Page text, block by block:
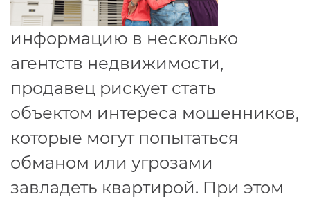
информацию в несколько
агентств недвижимости,
продавец рискует стать
объектом интереса мошенников,
которые могут попытаться
обманом или угрозами
завладеть квартирой. При этом